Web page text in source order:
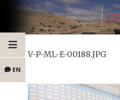
EN
V-P-ML-E-00188.JPG